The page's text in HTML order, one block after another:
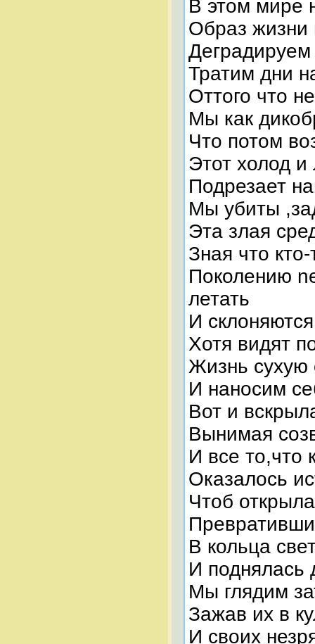
В этом мире
Образ жизни
Тратим дни
Оттого что
Мы как
Что потом
Этот холод
Подрезает
Мы убиты
Эта злая
Зная что
Поколению
летать
И
Хотя видят
Жизнь
И наносим
Вот и
Вынимая
И все то,что
Оказалось
Чтоб
В кольца
И поднялась
Мы глядим
Зажав их в
И своих